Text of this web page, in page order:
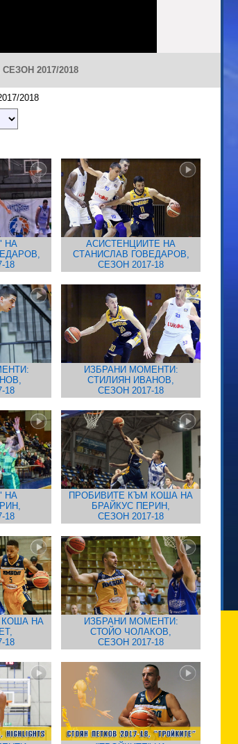
2017/2018
2018
НА
18
АСИСТЕНЦИИТЕ НА
СТАНИСЛАВ ГОВЕДАРОВ,
СЕЗОН 2017-18
18
ИЗБРАНИ МОМЕНТИ:
СТИЛИЯН ИВАНОВ,
СЕЗОН 2017-18
НА
18
ПРОБИВИТЕ КЪМ КОША НА
БРАЙКУС ПЕРИН,
СЕЗОН 2017-18
КОША НА
18
ИЗБРАНИ МОМЕНТИ:
СТОЙО ЧОЛАКОВ,
СЕЗОН 2017-18